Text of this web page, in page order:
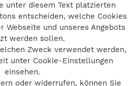
unter diesem Text platzierten
entscheiden, welche Cookies
Webseite und unseres Angebots
werden sollen.
Zweck verwendet werden,
unter Cookie-Einstellungen
einsehen.
oder widerrufen, können Sie